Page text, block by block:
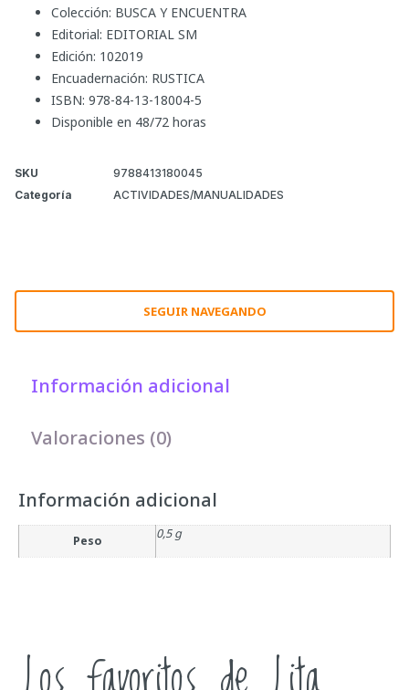
Colección: BUSCA Y ENCUENTRA
Editorial: EDITORIAL SM
Edición: 102019
Encuadernación: RUSTICA
ISBN: 978-84-13-18004-5
Disponible en 48/72 horas
SKU
9788413180045
Categoría
ACTIVIDADES/MANUALIDADES
SEGUIR NAVEGANDO
Información adicional
Valoraciones (0)
Información adicional
Peso 0,5 g